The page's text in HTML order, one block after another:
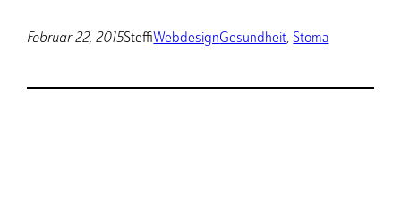
Februar 22, 2015SteffiWebdesignGesundheit, Stoma